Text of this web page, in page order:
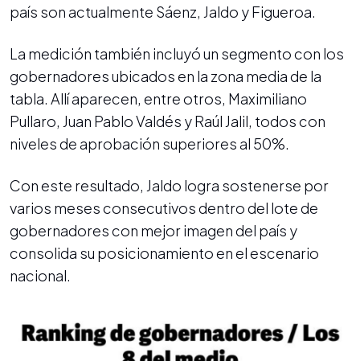
país son actualmente Sáenz, Jaldo y Figueroa.
La medición también incluyó un segmento con los
gobernadores ubicados en la zona media de la
tabla. Allí aparecen, entre otros, Maximiliano
Pullaro, Juan Pablo Valdés y Raúl Jalil, todos con
niveles de aprobación superiores al 50%.
Con este resultado, Jaldo logra sostenerse por
varios meses consecutivos dentro del lote de
gobernadores con mejor imagen del país y
consolida su posicionamiento en el escenario
nacional.